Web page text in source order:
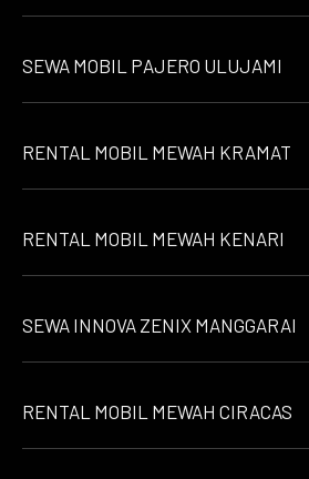
SEWA MOBIL PAJERO ULUJAMI
RENTAL MOBIL MEWAH KRAMAT
RENTAL MOBIL MEWAH KENARI
SEWA INNOVA ZENIX MANGGARAI
RENTAL MOBIL MEWAH CIRACAS